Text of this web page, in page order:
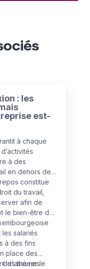
: les
est-
à chaque
à des
en dehors de
constitue
du travail,
afin de
le bien-être de
salariés
à des fins
place des
d'assurer le
des thèmes